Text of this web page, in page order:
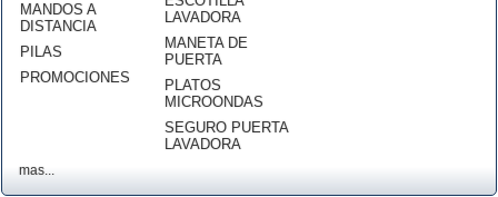
MANDOS A
DISTANCIA
PILAS
PROMOCIONES
LAVADORA
MANETA DE
PUERTA
PLATOS
MICROONDAS
SEGURO PUERTA
LAVADORA
mas...